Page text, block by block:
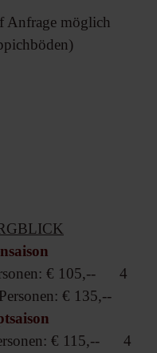
Anfrage möglich
€ 105,-- 4
€ 135,--
€ 115,-- 4